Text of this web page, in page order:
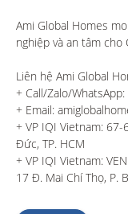
Ami Global Homes
nghiệp và an tâm cho
Liên hệ Ami Global
+ Call/Zalo/
+ Email:
+ VP IQI Vietnam: 67-
Đức, TP. HCM
+ VP IQI Vietnam:
17 Đ. Mai Chí Thọ, P.